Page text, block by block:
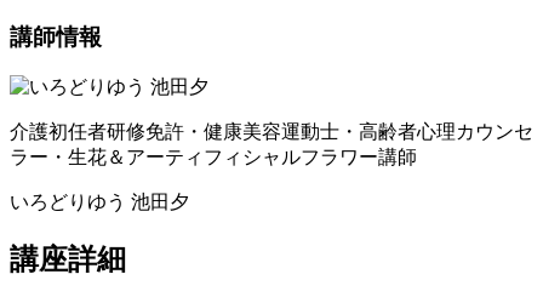
講師情報
介護初任者研修免許・健康美容運動士・高齢者心理カウンセ
ラー・生花＆アーティフィシャルフラワー講師
いろどりゆう 池田夕
講座詳細